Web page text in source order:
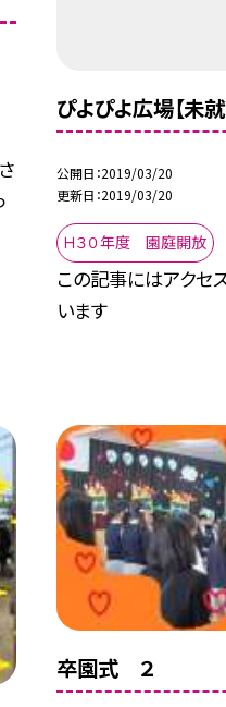
ぴよぴよ広場【未
公開日 2019/03/20
更新日 2019/03/20
Ｈ３０年度 園庭開放
この記事にはアクセ
います
卒園式 ２